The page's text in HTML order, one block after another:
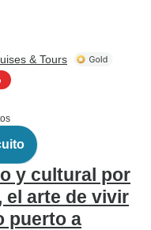
& Tours
y cultural por
el arte de vivir
puerto a